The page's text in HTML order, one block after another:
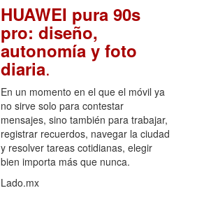
HUAWEI pura 90s
pro: diseño,
autonomía y foto
diaria.
En un momento en el que el móvil ya
no sirve solo para contestar
mensajes, sino también para trabajar,
registrar recuerdos, navegar la ciudad
y resolver tareas cotidianas, elegir
bien importa más que nunca.
Lado.mx